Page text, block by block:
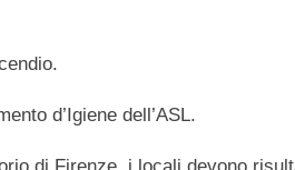
d’Igiene dell’ASL.